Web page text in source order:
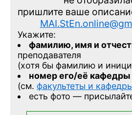
пришлите ваше
Укажите:
фамилию, имя и
преподавателя
(хотя бы фамилию и
номер его/её кафедры
(см. факультеты и
есть фото —